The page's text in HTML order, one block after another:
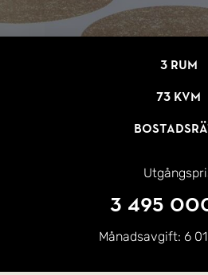
3 rum
73 kvm
3 495
Månadsavgift: 6